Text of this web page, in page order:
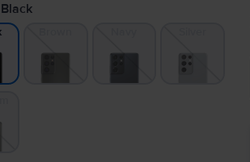
Black